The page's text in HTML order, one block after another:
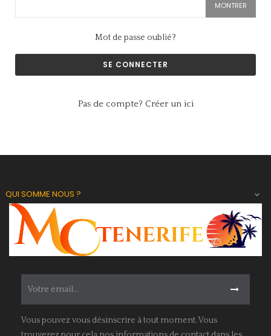
MONTRER
Mot de passe oublié?
SE CONNECTER
Pas de compte? Créer un ici
QUI SOMME NOUS ? 
Vous pouvez vous désinscrire à tout moment. Vous